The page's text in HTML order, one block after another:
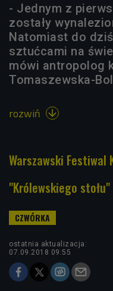
- Jednym z
zostały
Natomiast do
sztućcami na
mówi antropolog
Tomaszewska-
rozwiń 
Warszawski Festiwal
"Królewskiego stołu"
ostatnia aktualizacja:
07.09.2018 09:55